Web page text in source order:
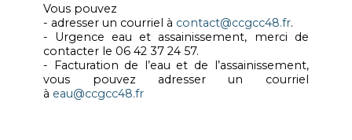
Vous pouvez
- adresser un courriel à contact@ccgcc48.fr.
- Urgence eau et assainissement, merci de
contacter le 06 42 37 24 57.
- Facturation de l’eau et de l’assainissement,
vous pouvez adresser un courriel
à eau@ccgcc48.fr